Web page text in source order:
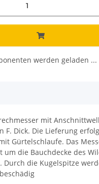
werden geladen ...
mit
F. Dick. Die Lieferung
Gürtelschlaufe. Das
um die Bauchdecke des
Durch die Kugelspitze